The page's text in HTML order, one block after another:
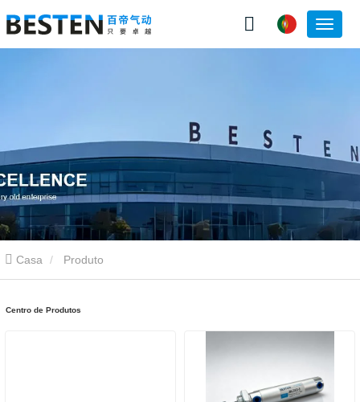
Casa Produto
Centro de Produtos